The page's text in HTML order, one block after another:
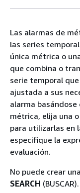
Las alarmas de
las series
única métrica o
que combina o
serie temporal
ajustada a sus
alarma
métrica, elija una
para utilizarlas en
especifique la
evaluación.
No puede crear
SEARCH